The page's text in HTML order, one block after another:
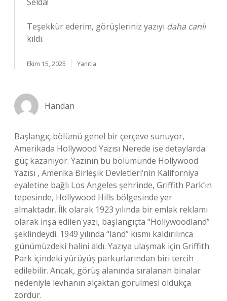
Teşekkür ederim, görüşleriniz yazıyı daha canlı
kıldı.
Ekim 15, 2025 Yanıtla
Handan
Başlangıç bölümü genel bir çerçeve sunuyor,
Amerikada Hollywood Yazısı Nerede ise detaylarda
güç kazanıyor. Yazının bu bölümünde Hollywood
Yazısı , Amerika Birleşik Devletleri’nin Kaliforniya
eyaletine bağlı Los Angeles şehrinde, Griffith Park’ın
tepesinde, Hollywood Hills bölgesinde yer
almaktadır. İlk olarak 1923 yılında bir emlak reklamı
olarak inşa edilen yazı, başlangıçta “Hollywoodland”
şeklindeydi. 1949 yılında “land” kısmı kaldırılınca
günümüzdeki halini aldı. Yazıya ulaşmak için Griffith
Park içindeki yürüyüş parkurlarından biri tercih
edilebilir. Ancak, görüş alanında sıralanan binalar
nedeniyle levhanın alçaktan görülmesi oldukça
zordur.